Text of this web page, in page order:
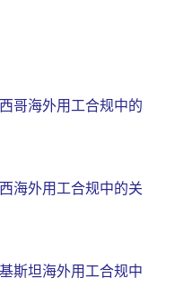
哥海外用工合规中的
海外用工合规中的关
斯坦海外用工合规中